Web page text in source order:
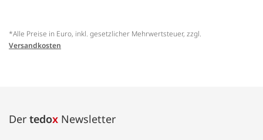
*Alle Preise in Euro, inkl. gesetzlicher Mehrwertsteuer, zzgl.
Versandkosten
Der tedox Newsletter